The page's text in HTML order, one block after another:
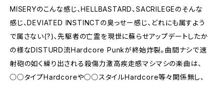
MISERYのこんな感じ、HELLBASTARD、SACRILEGEのそんな
感じ、DEVIATED INSTINCTの臭っせー感じ、どれにも属すよう
で属さない(?)、先駆者の亡霊を現世に蘇らせアップデートしたか
の様なDISTURD流Hardcore Punkが終始炸裂。曲間ナシで速
射砲の如く繰り出される殺傷力激高疾走感マシマシの楽曲は、
○○タイプHardcoreや○○スタイルHardcore等々関係無し、